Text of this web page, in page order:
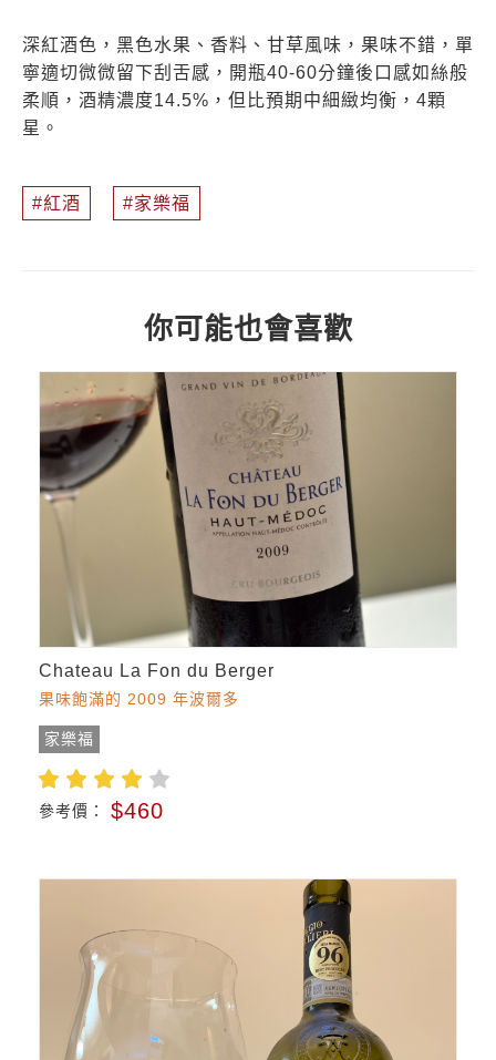
深紅酒色，黑色水果、香料、甘草風味，果味不錯，單
寧適切微微留下刮舌感，開瓶40-60分鐘後口感如絲般
柔順，酒精濃度14.5%，但比預期中細緻均衡，4顆
星。
紅酒 家樂福
你可能也會喜歡
Chateau La Fon du Berger
果味飽滿的 2009 年波爾多
家樂福
參考價： $460